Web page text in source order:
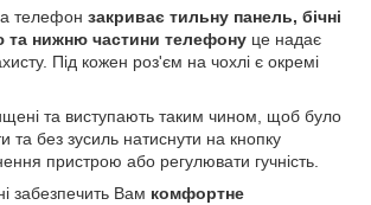
телефон закриває тильну панель, бічні
та нижню частини телефону це надає
Під кожен роз'єм на чохлі є окремі
та виступають таким чином, щоб було
та без зусиль натиснути на кнопку
пристрою або регулювати гучність.
забезпечить Вам комфортне